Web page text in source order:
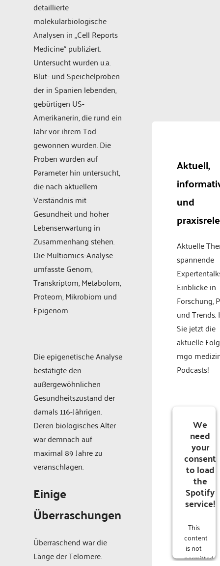
detaillierte
molekularbiologische
Analysen in „Cell Reports
Medicine“ publiziert.
Untersucht wurden u.a.
Blut- und Speichelproben
der in Spanien lebenden,
gebürtigen US-
Amerikanerin, die rund ein
Jahr vor ihrem Tod
gewonnen wurden. Die
Proben wurden auf
Parameter hin untersucht,
die nach aktuellem
Verständnis mit
Gesundheit und hoher
Lebenserwartung in
Zusammenhang stehen.
Die Multiomics-Analyse
umfasste Genom,
Transkriptom, Metabolom,
Proteom, Mikrobiom und
Epigenom.
Die epigenetische Analyse
bestätigte den
außergewöhnlichen
Gesundheitszustand der
damals 116-Jährigen.
Deren biologisches Alter
war demnach auf
maximal 89 Jahre zu
veranschlagen.
Einige
Überraschungen
Überraschend war die
Länge der Telomere.
Aktuell,
und
Aktuelle
spannende
Einblicke in
Forschung,
und Trends.
Sie jetzt die
aktuelle
mgo
Podcasts!
We
need
your
consent
to load
the
Spotify
service!
This
content
is not
permitted